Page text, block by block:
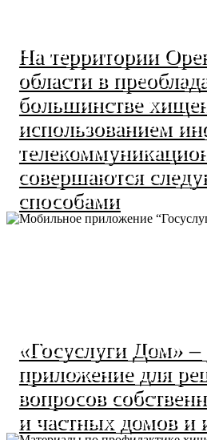
На территории
области в
большинстве
использованием
совершаются
способами
«Госуслуги Дом» –
приложение для
вопросов
и частных домов и